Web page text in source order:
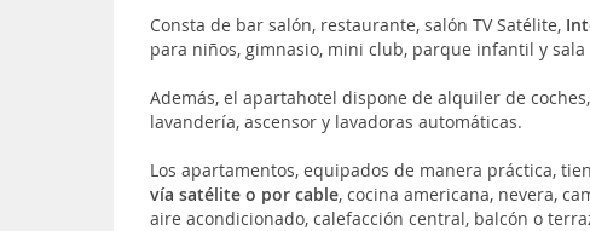
Consta de bar salón, restaurante, salón TV Satélite,
para niños, gimnasio, mini club, parque infantil y sala
Además, el apartahotel dispone de alquiler de
lavandería, ascensor y lavadoras automáticas.
Los apartamentos, equipados de manera práctica,
vía satélite o por cable, cocina americana, nevera,
aire acondicionado, calefacción central, balcón o